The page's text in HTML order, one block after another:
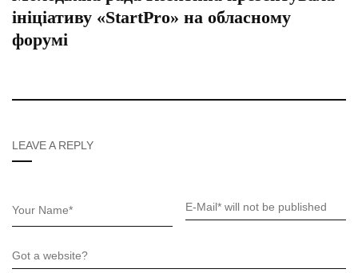
ініціативу «StartPro» на обласному
форумі
LEAVE A REPLY